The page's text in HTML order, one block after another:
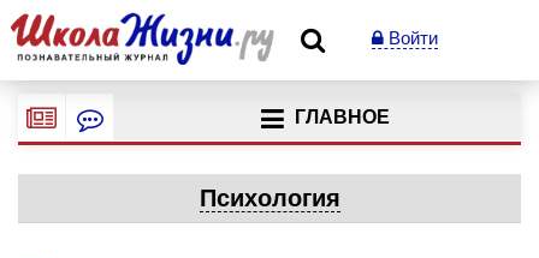
Войти
ГЛАВНОЕ
Психология